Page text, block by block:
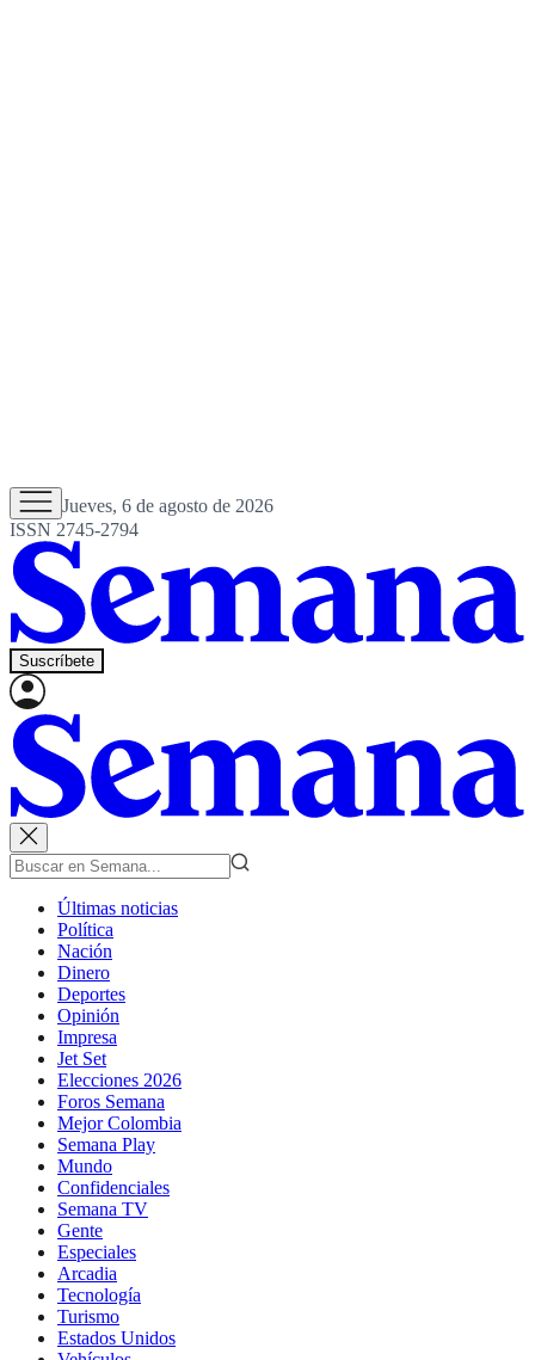
Jueves, 6 de agosto de 2026
ISSN 2745-2794
Suscríbete
Últimas noticias
Política
Nación
Dinero
Deportes
Opinión
Impresa
Jet Set
Elecciones 2026
Foros Semana
Mejor Colombia
Semana Play
Mundo
Confidenciales
Semana TV
Gente
Especiales
Arcadia
Tecnología
Turismo
Estados Unidos